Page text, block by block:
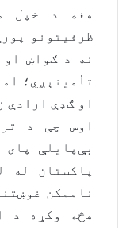
هغه د خپل
ظرفیتونو
نه د ګواښ
تأمینېږي؛
او ګډې ارادې
اوس چې د
بې‌پایلې
پاکستان له
ناممکن
هڅه وکړه د